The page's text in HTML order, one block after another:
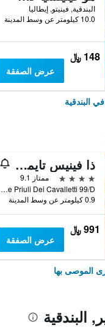
البندقية, فينيتو, إيطاليا
10.0 كيلومتر عن وسط المدينة
148 ﷼
عرض الصفقة
البندقية
ذا فينيس تايمز هوتل، فينيت كوليكش باي آيتش جي
4 نجوم
ممتاز 9.1
Calle Priuli Dei Cavalletti 99/D, البندقية, فينيتو, إيطاليا
0.9 كيلومتر عن وسط المدينة
991 ﷼
عرض الصفقة
الموصى بها
البندقية